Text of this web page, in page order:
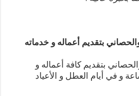
بتقديم أعماله و خدماته
بتقديم كافة أعماله و
على مدار 24 ساعة و في أيام العطل و الأعياد